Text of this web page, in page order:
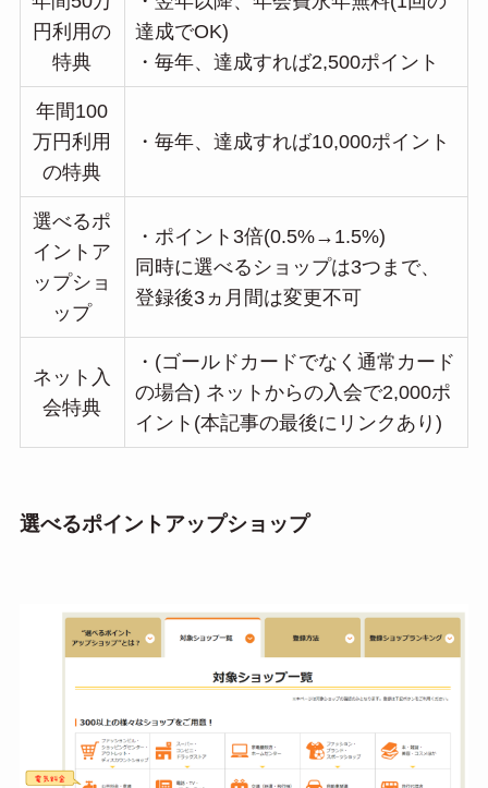
円利用の
特典
達成でOK)
・毎年、達成すれば2,500ポイント
年間100
万円利用
の特典
・毎年、達成すれば10,000ポイント
選べるポ
イントア
ップショ
ップ
・ポイント3倍(0.5%→1.5%)
同時に選べるショップは3つまで、
登録後3ヵ月間は変更不可
ネット入
会特典
・(ゴールドカードでなく通常カード
の場合) ネットからの入会で2,000ポ
イント(本記事の最後にリンクあり)
選べるポイントアップショップ